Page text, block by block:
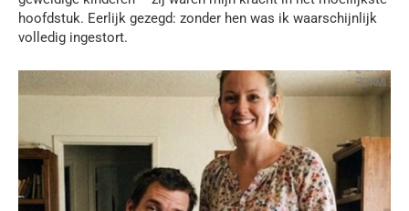
hoofdstuk. Eerlijk gezegd: zonder hen was ik waarschijnlijk
volledig ingestort.